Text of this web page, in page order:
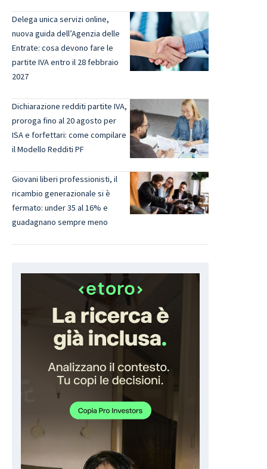
Delega unica servizi online,
nuova guida dell’Agenzia delle
Entrate: cosa devono fare le
partite IVA entro il 28 febbraio
2027
Dichiarazione redditi partite IVA,
proroga fino al 20 agosto per
ISA e forfettari: come compilare
il Modello Redditi PF
Giovani liberi professionisti, il
ricambio generazionale si è
fermato: under 35 al 16% e
guadagnano sempre meno